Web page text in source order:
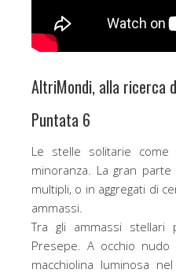
AltriMondi, alla ricerca
Puntata 6
Le stelle solitarie
minoranza. La gran
multipli, o in aggregati di
ammassi.
Tra gli ammassi stellari
Presepe. A occhio
macchiolina luminosa